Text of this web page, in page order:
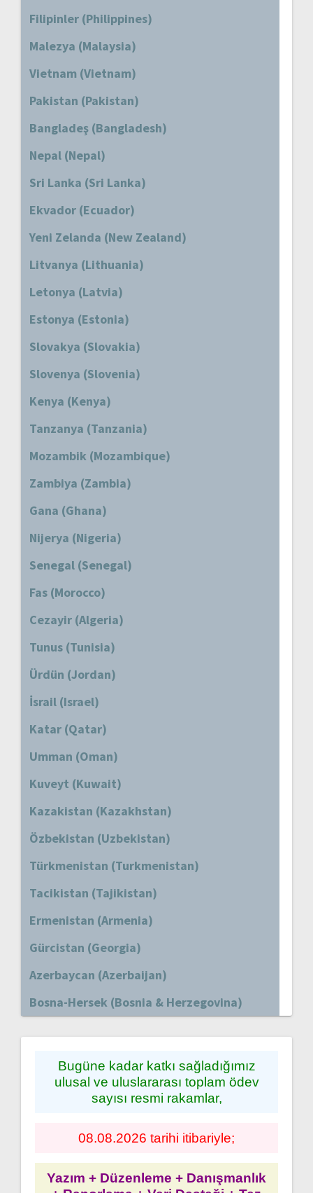
Filipinler (Philippines)
Malezya (Malaysia)
Vietnam (Vietnam)
Pakistan (Pakistan)
Bangladeş (Bangladesh)
Nepal (Nepal)
Sri Lanka (Sri Lanka)
Ekvador (Ecuador)
Yeni Zelanda (New Zealand)
Litvanya (Lithuania)
Letonya (Latvia)
Estonya (Estonia)
Slovakya (Slovakia)
Slovenya (Slovenia)
Kenya (Kenya)
Tanzanya (Tanzania)
Mozambik (Mozambique)
Zambiya (Zambia)
Gana (Ghana)
Nijerya (Nigeria)
Senegal (Senegal)
Fas (Morocco)
Cezayir (Algeria)
Tunus (Tunisia)
Ürdün (Jordan)
İsrail (Israel)
Katar (Qatar)
Umman (Oman)
Kuveyt (Kuwait)
Kazakistan (Kazakhstan)
Özbekistan (Uzbekistan)
Türkmenistan (Turkmenistan)
Tacikistan (Tajikistan)
Ermenistan (Armenia)
Gürcistan (Georgia)
Azerbaycan (Azerbaijan)
Bosna-Hersek (Bosnia & Herzegovina)
Bugüne kadar katkı sağladığımız
ulusal ve uluslararası toplam ödev
sayısı resmi rakamlar,
08.08.2026 tarihi itibariyle;
Yazım + Düzenleme + Danışmanlık